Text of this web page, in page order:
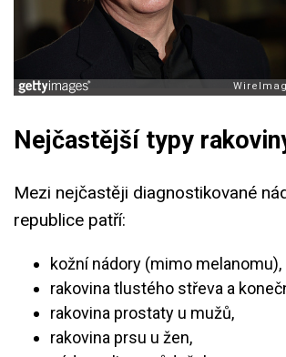
Nejčastější typy
Mezi nejčastěji diagnostikované
republice patří:
kožní nádory (mimo melanomu),
rakovina tlustého střeva a
rakovina prostaty u mužů,
rakovina prsu u žen,